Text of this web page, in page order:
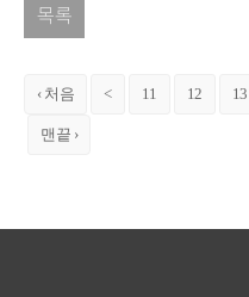
목록
‹ 처음 < 11 12 13
맨끝 ›